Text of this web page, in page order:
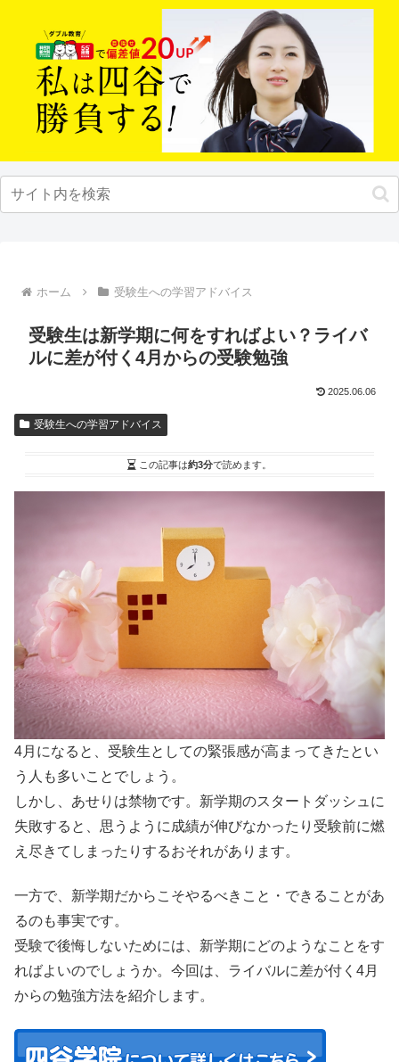
ホーム 受験生への学習アドバイス
受験生は新学期に何をすればよい？ライバ
ルに差が付く4月からの受験勉強
2025.06.06
受験生への学習アドバイス
この記事は約3分で読めます。
4月になると、受験生としての緊張感が高まってきたとい
う人も多いことでしょう。
しかし、あせりは禁物です。新学期のスタートダッシュに
失敗すると、思うように成績が伸びなかったり受験前に燃
え尽きてしまったりするおそれがあります。
一方で、新学期だからこそやるべきこと・できることがあ
るのも事実です。
受験で後悔しないためには、新学期にどのようなことをす
ればよいのでしょうか。今回は、ライバルに差が付く4月
からの勉強方法を紹介します。